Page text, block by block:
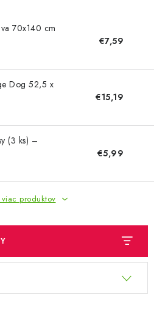
70x140 cm
€7,59
Dog 52,5 x
€15,19
(3 ks) –
€5,99
produktov